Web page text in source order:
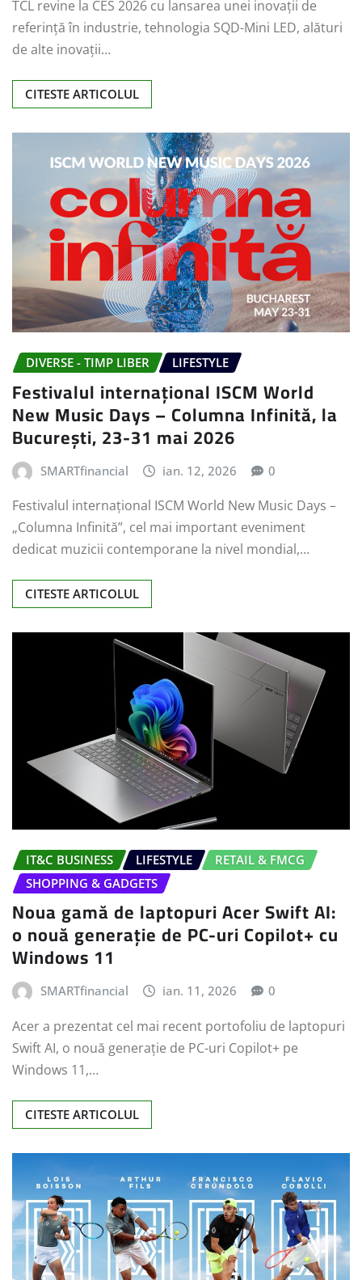
TCL revine la CES 2026 cu lansarea unei inovații de
referință în industrie, tehnologia SQD-Mini LED, alături
de alte inovații…
CITESTE ARTICOLUL
DIVERSE - TIMP LIBER LIFESTYLE
Festivalul internațional ISCM World
New Music Days – Columna Infinită, la
București, 23-31 mai 2026
SMARTfinancial ian. 12, 2026 0
Festivalul internaţional ISCM World New Music Days –
„Columna Infinită”, cel mai important eveniment
dedicat muzicii contemporane la nivel mondial,…
CITESTE ARTICOLUL
IT&C BUSINESS LIFESTYLE
RETAIL & FMCG
SHOPPING & GADGETS
Noua gamă de laptopuri Acer Swift AI:
o nouă generație de PC-uri Copilot+ cu
Windows 11
SMARTfinancial ian. 11, 2026 0
Acer a prezentat cel mai recent portofoliu de laptopuri
Swift AI, o nouă generație de PC-uri Copilot+ pe
Windows 11,…
CITESTE ARTICOLUL